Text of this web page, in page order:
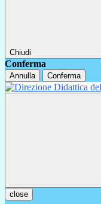
Chiudi
Conferma
Annulla Conferma
close